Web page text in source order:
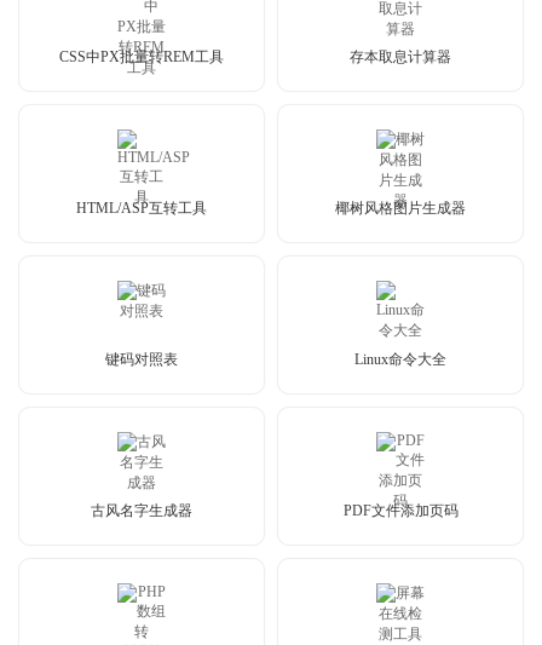
CSS中PX批量转REM工具 存本取息计算器
HTML/ASP互转工具 椰树风格图片生成器
键码对照表 Linux命令大全
古风名字生成器 PDF文件添加页码